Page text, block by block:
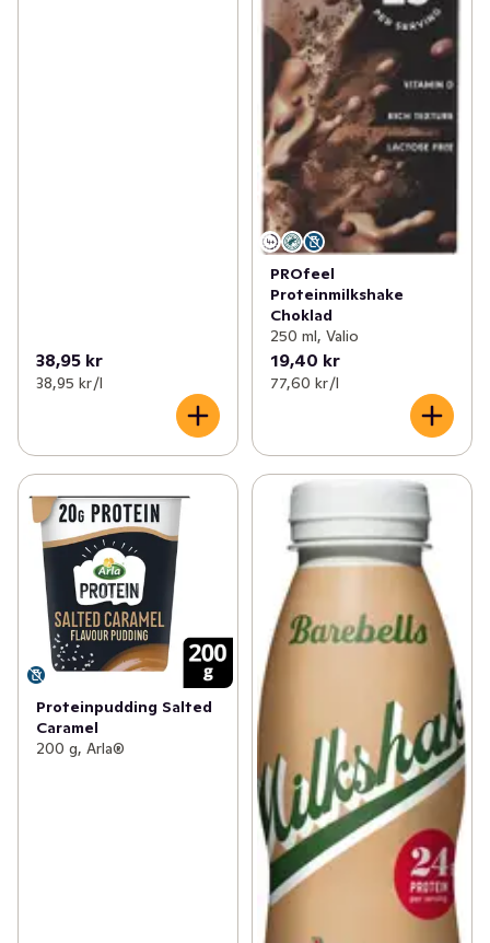
38,95 kr
38,95 kr /l
PROfeel
Proteinmilkshake
Choklad
250 ml, Valio
19,40 kr
77,60 kr /l
Proteinpudding Salted
Caramel
200 g, Arla®